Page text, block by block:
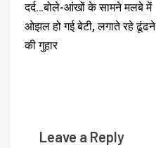
दर्द…बोले-आंखों के सामने मलबे में
ओझल हो गई बेटी, लगाते रहे ढूंढने
की गुहार
Leave a Reply